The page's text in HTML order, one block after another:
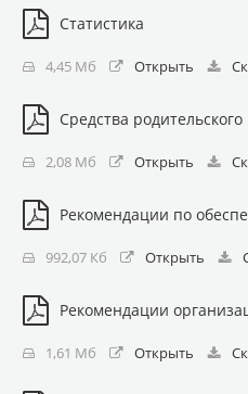
Статистика
4,45 Мб Открыть
Средства родительского
2,08 Мб Открыть
Рекомендации по
992,07 Кб Открыть
Рекомендации
1,61 Мб Открыть